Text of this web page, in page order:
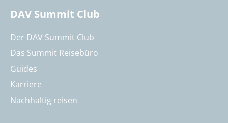
DAV Summit Club
Der DAV Summit Club
Das Summit Reisebüro
Guides
Karriere
Nachhaltig reisen